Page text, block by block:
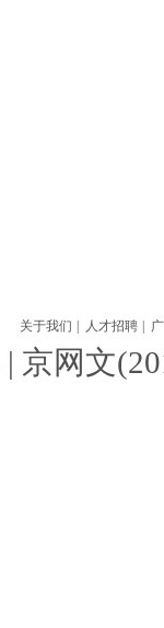
关于我们 人才招聘
| 京网文